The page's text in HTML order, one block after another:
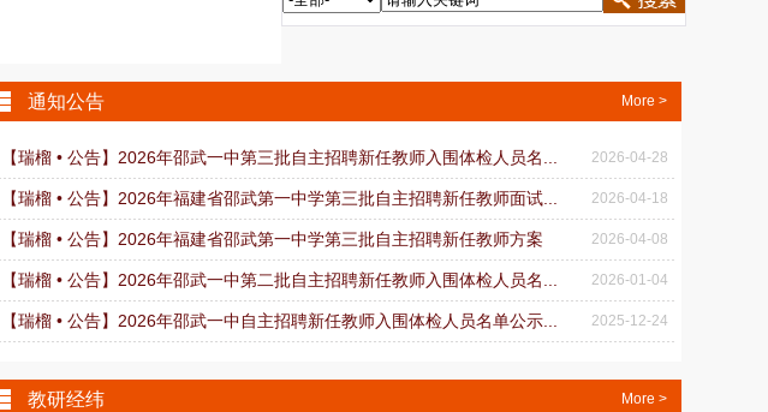
通知公告 More >
【瑞榴 • 公告】2026年邵武一中第三批自主招聘新任教师入围体检人员名... 2026-04-28
【瑞榴 • 公告】2026年福建省邵武第一中学第三批自主招聘新任教师面试... 2026-04-18
【瑞榴 • 公告】2026年福建省邵武第一中学第三批自主招聘新任教师方案 2026-04-08
【瑞榴 • 公告】2026年邵武一中第二批自主招聘新任教师入围体检人员名... 2026-01-04
【瑞榴 • 公告】2026年邵武一中自主招聘新任教师入围体检人员名单公示... 2025-12-24
教研经纬 More >